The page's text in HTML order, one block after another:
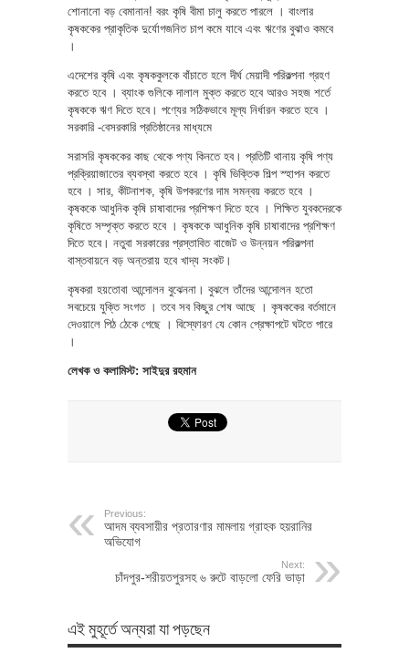
শোনানো বড় বেমানান! বরং কৃষি বীমা চালু করতে পারলে । বাংলার
কৃষককের প্রাকৃতিক দুর্যোগজনিত চাপ কমে যাবে এবং ঋণের বুঝাও কমবে
।
এদেশের কৃষি এবং কৃষককুলকে বাঁচাতে হলে দীর্ঘ মেয়াদী পরিকল্পনা গ্রহণ
করতে হবে । ব্যাংক গুলিকে দালাল মুক্ত করতে হবে আরও সহজ শর্তে
কৃষককে ঋণ দিতে হবে। পণ্যের সঠিকভাবে মূল্য নির্ধারন করতে হবে ।
সরকারি -বেসরকারি প্রতিষ্ঠানের মাধ্যমে
সরাসরি কৃষককের কাছ থেকে পণ্য কিনতে হব। প্রতিটি থানায় কৃষি পণ্য
প্রক্রিয়াজাতের ব্যবস্থা করতে হবে । কৃষি ভিক্তিক শিল্প স্হাপন করতে
হবে । সার, কীটনাশক, কৃষি উপকরণের দাম সমন্বয় করতে হবে ।
কৃষককে আধুনিক কৃষি চাষাবাদের প্রশিক্ষণ দিতে হবে । শিক্ষিত যুবকদেরকে
কৃষিতে সম্পৃক্ত করতে হবে । কৃষককে আধুনিক কৃষি চাষাবাদের প্রশিক্ষণ
দিতে হবে। নতুবা সরকারের প্রস্তাবিত বাজেট ও উন্নয়ন পরিকল্পনা
বাস্তবায়নে বড় অন্তরায় হবে খাদ্য সংকট।
কৃষকরা হয়তোবা আন্দোলন বুঝেননা। বুঝলে তাঁদের আন্দোলন হতো
সবচেয়ে যুক্তি সংগত । তবে সব কিছুর শেষ আছে । কৃষককের বর্তমানে
দেওয়ালে পিঠ ঠেকে গেছে । বিস্ফোরণ যে কোন প্রেক্ষাপটে ঘটতে পারে
।
লেখক ও কলামিস্ট: সাইদুর রহমান
Previous:
আদম ব্যবসায়ীর প্রতারণার মামলায় গ্রাহক হয়রানির
অভিযোগ
Next:
চাঁদপুর-শরীয়তপুরসহ ৬ রুটে বাড়লো ফেরি ভাড়া
এই মুহূর্তে অন্যরা যা পড়ছেন